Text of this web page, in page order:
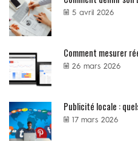
5 avril 2026
Comment mesurer
26 mars 2026
Publicité locale :
17 mars 2026